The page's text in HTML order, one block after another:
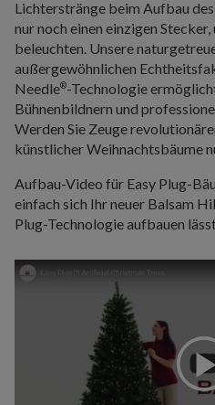
Lichterstränge beim Aufbau
nur noch einen einzigen
beleuchten. Unsere
außergewöhnlichen
Needle®-Technologie
Bühnenbildnern und
Werden Sie Zeuge
künstlicher Weihnachtsbäume
Aufbau-Video für Easy Plug-
einfach sich Ihr neuer Balsam
Plug-Technologie aufbauen